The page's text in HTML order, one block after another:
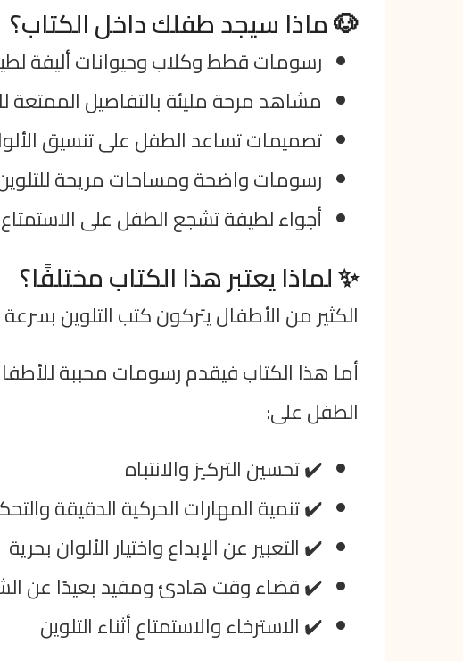
🐶 ماذا سيجد طفلك داخل الكتاب؟
رسومات قطط وكلاب وحيوانات أليفة
مشاهد مرحة مليئة بالتفاصيل الممتعة
تصميمات تساعد الطفل على تنسيق
رسومات واضحة ومساحات مريحة
أجواء لطيفة تشجع الطفل على
✨ لماذا يعتبر هذا الكتاب مختلفًا؟
الكثير من الأطفال يتركون كتب التلوين
أما هذا الكتاب فيقدم رسومات محببة
الطفل على:
✔️ تحسين التركيز والانتباه
✔️ تنمية المهارات الحركية الدقيقة
✔️ التعبير عن الإبداع واختيار الألوان بحرية
✔️ قضاء وقت هادئ ومفيد بعيدًا عن
✔️ الاسترخاء والاستمتاع أثناء التلوين